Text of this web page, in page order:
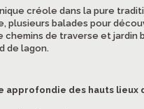
créole dans la pure
plusieurs balades pour
chemins de traverse et jardin
de lagon.
des hauts lieux